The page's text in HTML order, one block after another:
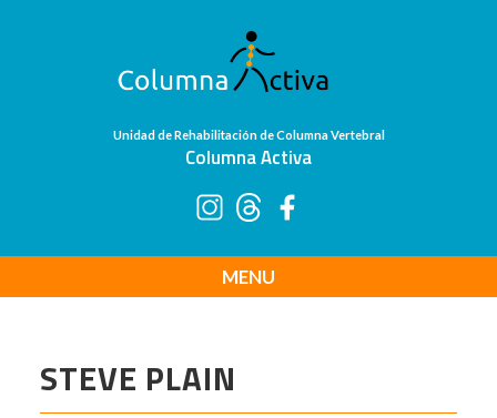
Unidad de Rehabilitación de Columna Vertebral
Columna Activa
MENU
STEVE PLAIN